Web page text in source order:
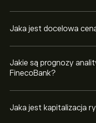
Jaka jest docelowa
Jakie są prognozy
FinecoBank?
Jaka jest kapitalizacja